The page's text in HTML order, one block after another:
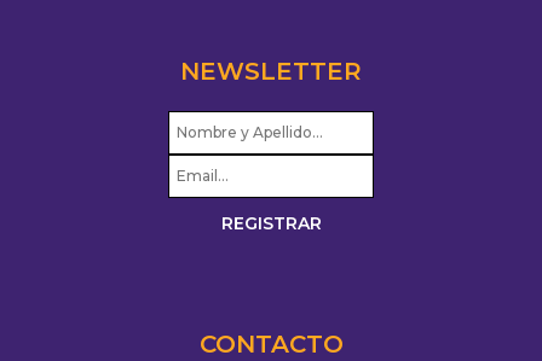
NEWSLETTER
CONTACTO